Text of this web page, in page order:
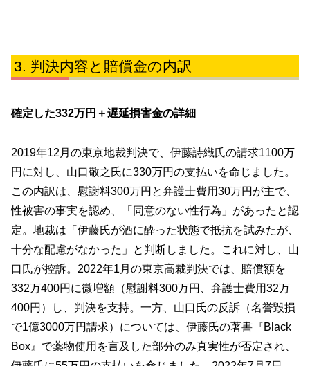
判決内容と賠償金の内訳
確定した332万円＋遅延損害金の詳細
2019年12月の東京地裁判決で、伊藤詩織氏の請求1100万
円に対し、山口敬之氏に330万円の支払いを命じました。
この内訳は、慰謝料300万円と弁護士費用30万円が主で、
性被害の事実を認め、「同意のない性行為」があったと認
定。地裁は「伊藤氏が酒に酔った状態で抵抗を試みたが、
十分な配慮がなかった」と判断しました。これに対し、山
口氏が控訴。2022年1月の東京高裁判決では、賠償額を
332万400円に微増額（慰謝料300万円、弁護士費用32万
400円）し、判決を支持。一方、山口氏の反訴（名誉毀損
で1億3000万円請求）については、伊藤氏の著書『Black
Box』で薬物使用を言及した部分のみ真実性が否定され、